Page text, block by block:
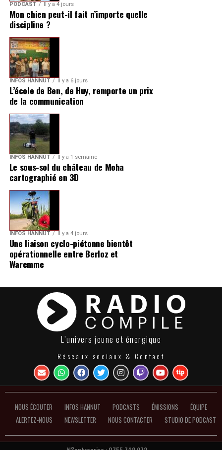
PODCAST Il y a 4 jours
Mon chien peut-il fait n’importe quelle
discipline ?
INFOS HANNUT Il y a 6 jours
L’école de Ben, de Huy, remporte un prix
de la communication
INFOS HANNUT Il y a 1 semaine
Le sous-sol du château de Moha
cartographié en 3D
INFOS HANNUT Il y a 4 jours
Une liaison cyclo-piétonne bientôt
opérationnelle entre Berloz et
Waremme
L’univers jeune et énergique
Réseaux sociaux & Contact
NOUS ÉCOUTER INFOS HANNUT PODCASTS ÉMISSIONS
ÉQUIPE
ALERTEZ-NOUS
NEWSLETTER NOUS CONTACTER STUDIO DE PODCAST